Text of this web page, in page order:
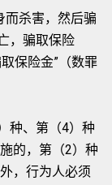
而杀害，然后骗
，骗取保险
保险金”（数罪
种、第（4）种
的，第（2）种
，行为人必须